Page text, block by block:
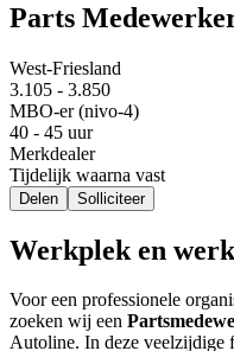
Parts
West-Friesland
3.105 - 3.850
MBO-er (nivo-4)
40 - 45 uur
Merkdealer
Tijdelijk waarna vast
Delen Solliciteer
Werkplek en
Voor een professionele
zoeken wij een
Autoline. In deze veelzijdige